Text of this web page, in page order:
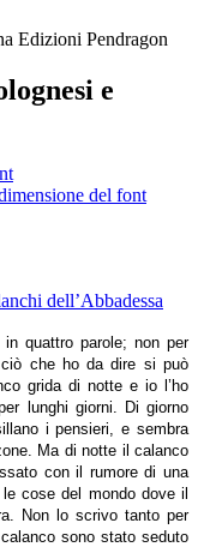
Edizioni Pendragon
e
del font
quattro parole; non per
ciò che ho da dire si può
grida di notte e io l’ho
lunghi giorni. Di giorno
i pensieri, e sembra
Ma di notte il calanco
con il rumore di una
cose del mondo dove il
Non lo scrivo tanto per
sono stato seduto